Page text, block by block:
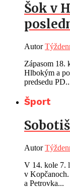
Šok v
Autor
Zápasom 18.
Hlbokým a
predsedu
Šport
Autor
V 14. kole 7.
v
a Petrovka...